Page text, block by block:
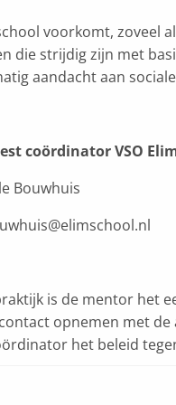
voorkomt, zoveel
die strijdig zijn met
aandacht aan
coördinator VSO
Bouwhuis
is de mentor het
opnemen met
het beleid